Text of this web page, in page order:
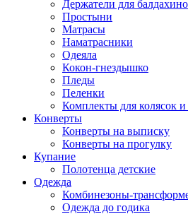
Держатели для
Простыни
Матрасы
Наматрасники
Одеяла
Кокон-гнездышко
Пледы
Пеленки
Комплекты для колясок
Конверты
Конверты на выписку
Конверты на прогулку
Купание
Полотенца детские
Одежда
Комбинезоны-
Одежда до годика